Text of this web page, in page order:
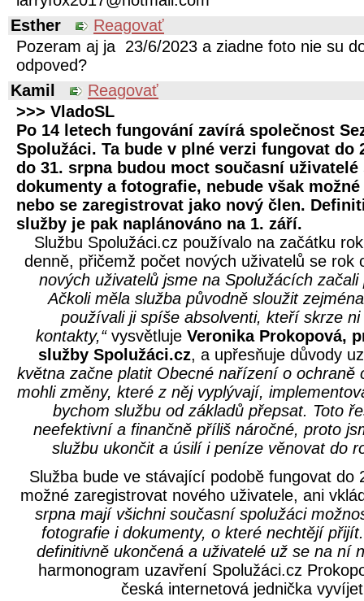
Esther
Reagovať
Pozeram aj ja 23/6/2023 a ziadne foto nie su
odpoved?
Kamil
Reagovať
>>> VladoSL
Po 14 letech fungování zavírá společnost
Spolužáci. Ta bude v plné verzi fungovat do
do 31. srpna budou moct současní
dokumenty a fotografie, nebude však
nebo se zaregistrovat jako nový člen.
služby je pak naplánováno na 1. září.
Službu Spolužáci.cz používalo na začátku
denně, přičemž počet nových uživatelů se rok
nových uživatelů jsme na Spolužácích
Ačkoli měla služba původně sloužit
používali ji spíše absolventi, kteří skrze
kontakty,“ vysvětluje Veronika Prokopová,
služby Spolužáci.cz, a upřesňuje důvody
května začne platit Obecné nařízení o ochraně
mohli změny, které z něj vyplývají,
bychom službu od základů přepsat. Toto
neefektivní a finančně příliš náročné, proto
službu ukončit a úsilí i peníze věnovat do
Služba bude ve stávající podobě fungovat do
možné zaregistrovat nového uživatele, ani
srpna mají všichni současní spolužáci
fotografie i dokumenty, o které nechtějí
definitivně ukončená a uživatelé už se na ní
harmonogram uzavření Spolužáci.cz
česká internetová jednička